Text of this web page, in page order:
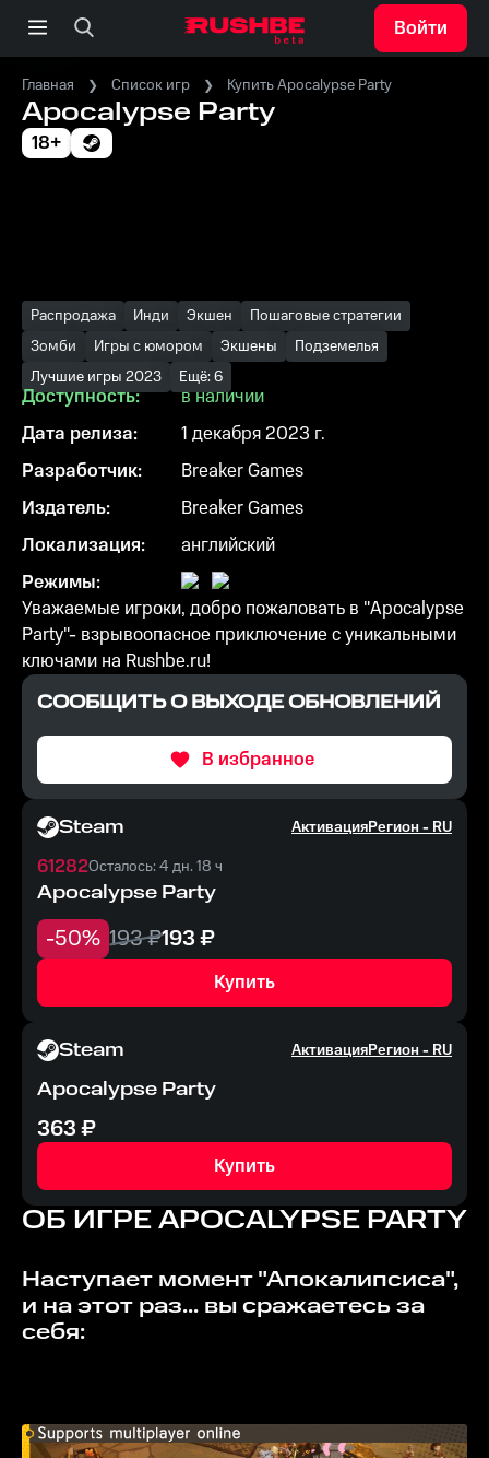
Войти
Главная Список игр Купить Apocalypse Party
Apocalypse Party
18+
Распродажа Инди Экшен
Пошаговые стратегии
Зомби
Игры с юмором Экшены
Подземелья
Лучшие игры 2023
Ещё: 6
Доступность:
в наличии
Дата релиза:
1 декабря 2023 г.
Разработчик:
Breaker Games
Издатель:
Breaker Games
Локализация:
английский
Режимы:
Уважаемые игроки, добро пожаловать в "Apocalypse
Party"- взрывоопасное приключение с уникальными
ключами на Rushbe.ru!
СООБЩИТЬ О ВЫХОДЕ ОБНОВЛЕНИЙ
В избранное
Steam АктивацияРегион -RU
61282Осталось: 4 дн. 18 ч
Apocalypse Party
-50% 193₽193₽
Купить
Steam АктивацияРегион -RU
Apocalypse Party
363₽
Купить
ОБ ИГРЕAPOCALYPSE PARTY
Наступает момент "Апокалипсиса",
и на этот раз... вы сражаетесь за
себя: